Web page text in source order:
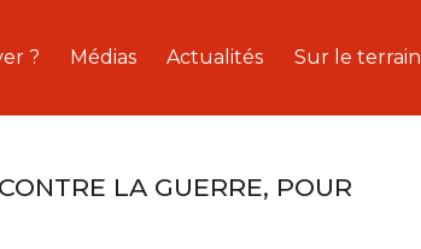
? Médias Actualités Sur le terrain
LA GUERRE, POUR